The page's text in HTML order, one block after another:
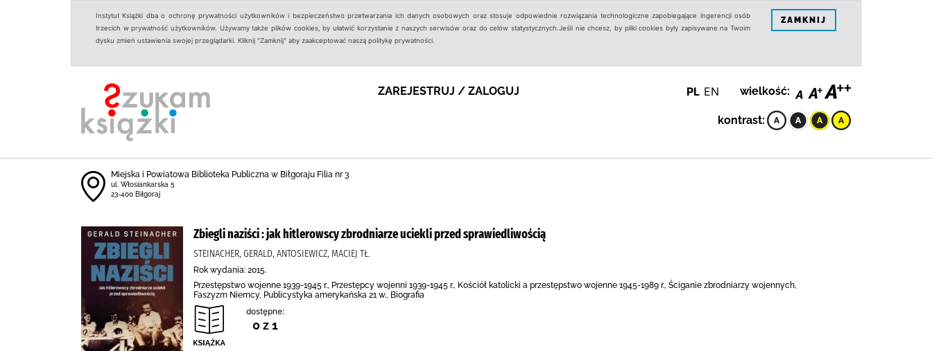
Instytut Książki dba o ochronę prywatności użytkowników i bezpieczeństwo przetwarzania ich danych osobowych oraz stosuje odpowiednie rozwiązania technologiczne zapobiegające ingerencji osób
trzecich w prywatność użytkowników. Używamy także plików cookies, by ułatwić korzystanie z naszych serwisów oraz do celów statystycznych.Jeśli nie chcesz, by pliki cookies były zapisywane na Twoim
dysku zmień ustawienia swojej przeglądarki. Kliknij "Zamknij" aby zaakceptować naszą politykę prywatności.
ZAMKNIJ
ZAREJESTRUJ / ZALOGUJ PL EN wielkość:
kontrast:
Miejska i Powiatowa Biblioteka Publiczna w Biłgoraju Filia nr 3
ul. Włosiankarska 5
23-400 Biłgoraj
Zbiegli naziści : jak hitlerowscy zbrodniarze uciekli przed sprawiedliwością
STEINACHER, GERALD, ANTOSIEWICZ, MACIEJ TŁ.
Rok wydania: 2015.
Przestępstwo wojenne 1939-1945 r., Przestępcy wojenni 1939-1945 r., Kościół katolicki a przestępstwo wojenne 1945-1989 r., Ściganie zbrodniarzy wojennych,
Faszyzm Niemcy, Publicystyka amerykańska 21 w., Biografia
dostępne:
0 z 1